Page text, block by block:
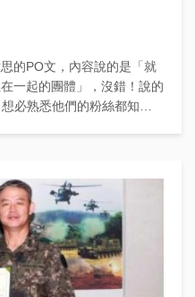
的PO文，內容說的是「就
一起的團體」，沒錯！說的